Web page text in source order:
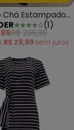
Chá Estampado
3/4 Azul
(1)
R$ 299,90
R$ 29,99 sem juros